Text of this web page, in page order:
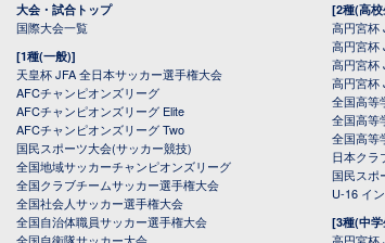
大会・試合トップ
国際大会一覧
[1種(一般)]
天皇杯 JFA 全日本サッカー選手権大会
AFCチャンピオンズリーグ
AFCチャンピオンズリーグ Elite
AFCチャンピオンズリーグ Two
国民スポーツ大会(サッカー競技)
全国地域サッカーチャンピオンズリーグ
全国クラブチームサッカー選手権大会
全国社会人サッカー選手権大会
全国自治体職員サッカー選手権大会
[2種(高
高円宮杯
高円宮杯
高円宮杯
高円宮杯
全国高等
全国高等
全国高等
日本クラ
国民スポ
U-16 イ
[3種(中